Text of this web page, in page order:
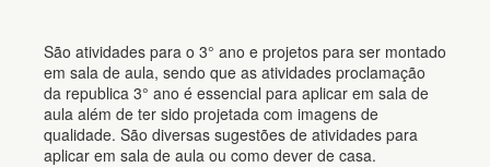
São atividades para o 3° ano e projetos para ser montado
em sala de aula, sendo que as atividades proclamação
da republica 3° ano é essencial para aplicar em sala de
aula além de ter sido projetada com imagens de
qualidade. São diversas sugestões de atividades para
aplicar em sala de aula ou como dever de casa.